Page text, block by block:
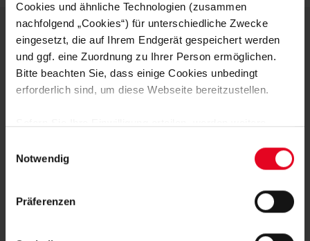
Cookies und ähnliche Technologien (zusammen
nachfolgend „Cookies“) für unterschiedliche Zwecke
eingesetzt, die auf Ihrem Endgerät gespeichert werden
und ggf. eine Zuordnung zu Ihrer Person ermöglichen.
Bitte beachten Sie, dass einige Cookies unbedingt
erforderlich sind, um diese Webseite bereitzustellen.
Daten von Ihnen (z.B. persönlichen Identifikatoren oder
IP-Adressen) verarbeitet werden. Durch Klicken auf den
Speicherung aller aufgeführten Cookies und der
Notwendig
Präferenzen
DEINE VORTEILE IN UNSEREM
SHOP